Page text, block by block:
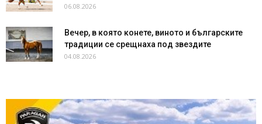
06.08.2026
Вечер, в която конете, виното и българските
традиции се срещнаха под звездите
04.08.2026